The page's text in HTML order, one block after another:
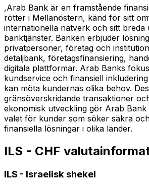
,Arab Bank är en framstående
rötter i Mellanöstern, känd för sitt
internationella nätverk och sitt breda
banktjänster. Banken erbjuder
privatpersoner, företag och
detaljbank, företagsfinansiering,
digitala plattformar. Arab Banks
kundservice och finansiell
kan möta kundernas olika behov.
gränsöverskridande transaktioner
ekonomisk utveckling gör Arab
valet för kunder som söker säkra
finansiella lösningar i olika länder.
ILS - CHF
ILS - Israelisk shekel